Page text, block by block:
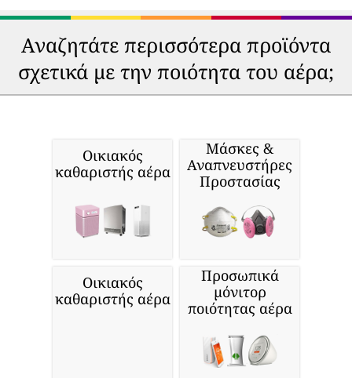
Αναζητάτε περισσότερα προϊόντα
σχετικά με την ποιότητα του αέρα;
Οικιακός
καθαριστής αέρα
Μάσκες &
Αναπνευστήρες
Προστασίας
Οικιακός
καθαριστής αέρα
Προσωπικά
μόνιτορ
ποιότητας αέρα